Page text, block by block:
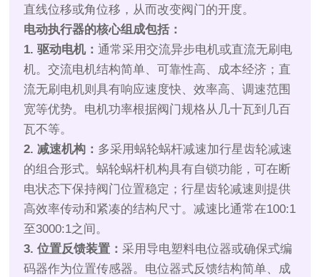
直线位移或角位移，从而改变阀门的开度。
电动执行器的核心组成包括：
1. 驱动电机：通常采用交流异步电机或直流无刷电
机。交流电机结构简单、可靠性高、成本经济；直
流无刷电机则具有响应速度快、效率高、调速范围
宽等优势。电机功率根据阀门规格从几十瓦到几百
瓦不等。
2. 减速机构： 多采用蜗轮蜗杆减速加行星齿轮减速
的组合形式。蜗轮蜗杆机构具有自锁功能，可在断
电状态下保持阀门位置稳定；行星齿轮减速则提供
高效率传动和紧凑的结构尺寸。减速比通常在100:1
至3000:1之间。
3. 位置反馈装置： 采用导电塑料电位器或确保式编
码器作为位置传感器。电位器式反馈结构简单、成